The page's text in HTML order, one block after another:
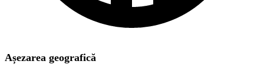
Așezarea geografică